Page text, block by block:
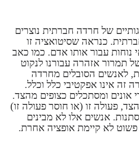
של חרדה חברתית נוצרים
כנראה שסיטואציה זו
נוחות עבור אותו אדם. כמו כאב
תמרור אזהרה עבורנו לנקוט
לאנשים הסובלים מחרדה
זה אינו אפקטיבי כלל וכלל.
אונים ומסתכלים כצופים מהצד.
פעולה זו (או חוסר פעולה זו)
אנשים אלו לא מבינים
לא קיימת אופציה אחרת.